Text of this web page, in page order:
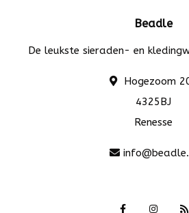
Beadle
De leukste sieraden- en
Hogezoom
4325BJ
Renesse